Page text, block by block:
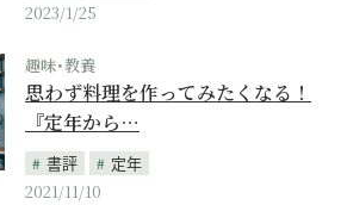
2023/1/25
趣味･教養
思わず料理を作ってみたくなる！
『定年から…
書評
定年
2021/11/10